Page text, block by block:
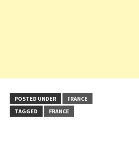
POSTED UNDER
FRANCE
TAGGED
FRANCE